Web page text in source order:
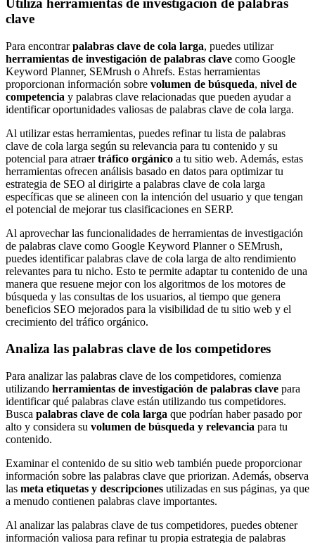
Utiliza herramientas de investigación de palabras
clave
Para encontrarpalabras clave de cola larga, puedes utilizar
herramientas de investigación de palabras clave como Google
Keyword Planner, SEMrush o Ahrefs. Estas herramientas
proporcionan información sobre volumen de búsqueda, nivel de
competencia y palabras clave relacionadas que pueden ayudar a
identificar oportunidades valiosas de palabras clave de cola larga.
Al utilizar estas herramientas, puedes refinar tu lista de palabras
clave de cola larga según su relevancia para tu contenido y su
potencial para atraertráfico orgánico a tu sitio web. Además, estas
herramientas ofrecen análisis basado en datos para optimizar tu
estrategia de SEO al dirigirte a palabras clave de cola larga
específicas que se alineen con la intención del usuario y que tengan
el potencial de mejorar tus clasificaciones en SERP.
Al aprovechar las funcionalidades de herramientas de investigación
de palabras clave como Google Keyword Planner o SEMrush,
puedes identificar palabras clave de cola larga de alto rendimiento
relevantes para tu nicho. Esto te permite adaptar tu contenido de una
manera que resuene mejor con los algoritmos de los motores de
búsqueda y las consultas de los usuarios, al tiempo que genera
beneficios SEO mejorados para la visibilidad de tu sitio web y el
crecimiento del tráfico orgánico.
Analiza las palabras clave de los competidores
Para analizar las palabras clave de los competidores, comienza
utilizando herramientas de investigación de palabras clave para
identificar qué palabras clave están utilizando tus competidores.
Busca palabras clave de cola larga que podrían haber pasado por
alto y considera su volumen de búsqueda y relevancia para tu
contenido.
Examinar el contenido de su sitio web también puede proporcionar
información sobre las palabras clave que priorizan. Además, observa
las meta etiquetas y descripciones utilizadas en sus páginas, ya que
a menudo contienen palabras clave importantes.
Al analizar las palabras clave de tus competidores, puedes obtener
información valiosa para refinar tu propia estrategia de palabras